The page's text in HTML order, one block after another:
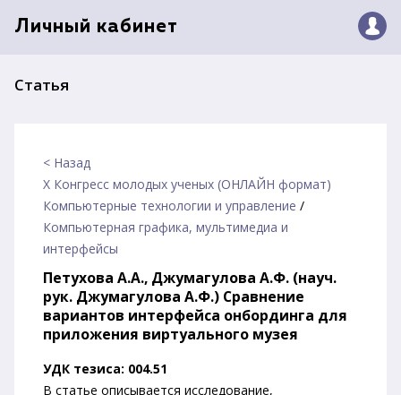
Личный кабинет
Статья
< Назад
X Конгресс молодых ученых (ОНЛАЙН формат)
Компьютерные технологии и управление /
Компьютерная графика, мультимедиа и
интерфейсы
Петухова А.А., Джумагулова А.Ф. (науч.
рук. Джумагулова А.Ф.) Сравнение
вариантов интерфейса онбординга для
приложения виртуального музея
УДК тезиса: 004.51
В статье описывается исследование,